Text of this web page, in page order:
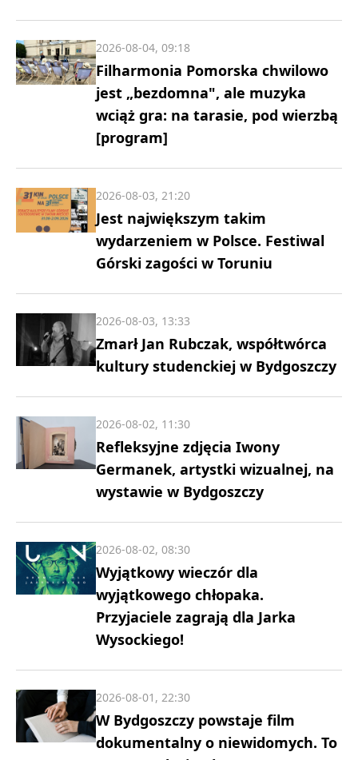
Filharmonia Pomorska chwilowo
jest „bezdomna", ale muzyka
wciąż gra: na tarasie, pod wierzbą
[program]
2026-08-04, 09:18
Jest największym takim
wydarzeniem w Polsce. Festiwal
Górski zagości w Toruniu
2026-08-03, 21:20
Zmarł Jan Rubczak, współtwórca
kultury studenckiej w Bydgoszczy
2026-08-03, 13:33
Refleksyjne zdjęcia Iwony
Germanek, artystki wizualnej, na
wystawie w Bydgoszczy
2026-08-02, 11:30
Wyjątkowy wieczór dla
wyjątkowego chłopaka.
Przyjaciele zagrają dla Jarka
Wysockiego!
2026-08-02, 08:30
W Bydgoszczy powstaje film
dokumentalny o niewidomych. To
2026-08-01, 22:30